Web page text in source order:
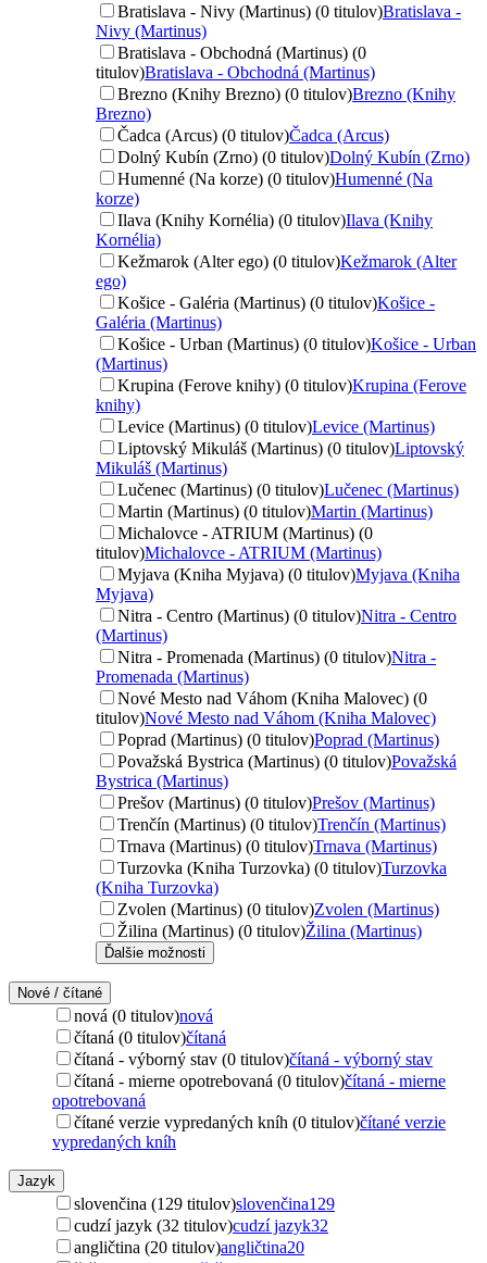
Bratislava - Nivy (Martinus) (0 titulov)Bratislava -
Nivy (Martinus)
Bratislava - Obchodná (Martinus) (0
titulov)Bratislava - Obchodná (Martinus)
Brezno (Knihy Brezno) (0 titulov)Brezno (Knihy
Brezno)
Čadca (Arcus) (0 titulov)Čadca (Arcus)
Dolný Kubín (Zrno) (0 titulov)Dolný Kubín (Zrno)
Humenné (Na korze) (0 titulov)Humenné (Na
korze)
Ilava (Knihy Kornélia) (0 titulov)Ilava (Knihy
Kornélia)
Kežmarok (Alter ego) (0 titulov)Kežmarok (Alter
ego)
Košice - Galéria (Martinus) (0 titulov)Košice -
Galéria (Martinus)
Košice - Urban (Martinus) (0 titulov)Košice - Urban
(Martinus)
Krupina (Ferove knihy) (0 titulov)Krupina (Ferove
knihy)
Levice (Martinus) (0 titulov)Levice (Martinus)
Liptovský Mikuláš (Martinus) (0 titulov)Liptovský
Mikuláš (Martinus)
Lučenec (Martinus) (0 titulov)Lučenec (Martinus)
Martin (Martinus) (0 titulov)Martin (Martinus)
Michalovce - ATRIUM (Martinus) (0
titulov)Michalovce - ATRIUM (Martinus)
Myjava (Kniha Myjava) (0 titulov)Myjava (Kniha
Myjava)
Nitra - Centro (Martinus) (0 titulov)Nitra - Centro
(Martinus)
Nitra - Promenada (Martinus) (0 titulov)Nitra -
Promenada (Martinus)
Nové Mesto nad Váhom (Kniha Malovec) (0
titulov)Nové Mesto nad Váhom (Kniha Malovec)
Poprad (Martinus) (0 titulov)Poprad (Martinus)
Považská Bystrica (Martinus) (0 titulov)Považská
Bystrica (Martinus)
Prešov (Martinus) (0 titulov)Prešov (Martinus)
Trenčín (Martinus) (0 titulov)Trenčín (Martinus)
Trnava (Martinus) (0 titulov)Trnava (Martinus)
Turzovka (Kniha Turzovka) (0 titulov)Turzovka
(Kniha Turzovka)
Zvolen (Martinus) (0 titulov)Zvolen (Martinus)
Žilina (Martinus) (0 titulov)Žilina (Martinus)
Ďalšie možnosti
Nové / čítané
nová (0 titulov)nová
čítaná (0 titulov)čítaná
čítaná - výborný stav (0 titulov)čítaná - výborný stav
čítaná - mierne opotrebovaná (0 titulov)čítaná - mierne
opotrebovaná
čítané verzie vypredaných kníh (0 titulov)čítané verzie
vypredaných kníh
Jazyk
slovenčina (129 titulov)slovenčina129
cudzí jazyk (32 titulov)cudzí jazyk32
angličtina (20 titulov)angličtina20